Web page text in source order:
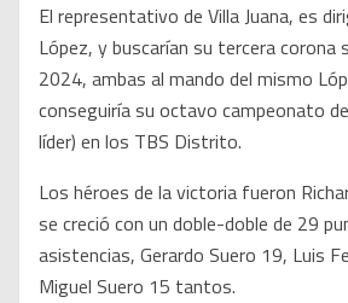
El representativo de Villa Juana, es
López, y buscarían su tercera corona
2024, ambas al mando del mismo
conseguiría su octavo campeonato
líder) en los TBS Distrito.
Los héroes de la victoria fueron
se creció con un doble-doble de 29
asistencias, Gerardo Suero 19, Luis
Miguel Suero 15 tantos.